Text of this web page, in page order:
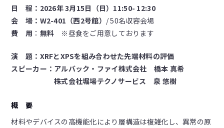
日 程： 2026年 3月15日（日）11:50- 12:30
会 場： W2-401（西2号館） / 50名収容会場
費 用 ： 無料 ※昼食をご用意しております
演 題：XRFとXPSを組み合わせた先端材料の評価
スピーカー： アルバック・ファイ株式会社 橋本 真希
株式会社堀場テクノサービス 泉 悠樹
概 要
材料やデバイスの高機能化により層構造は複雑化し、異常の原